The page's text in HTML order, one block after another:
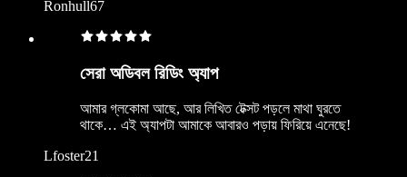
Ronhull67
সেরা অডিবল রিডিং অ্যাপ
আমার গ্লকোমা আছে, আর লিখিত টেক্সট পড়লে মাথা ঘুরতে
থাকে… এই অ্যাপটা আমাকে আবারও পড়ায় ফিরিয়ে এনেছে!
Lfoster21